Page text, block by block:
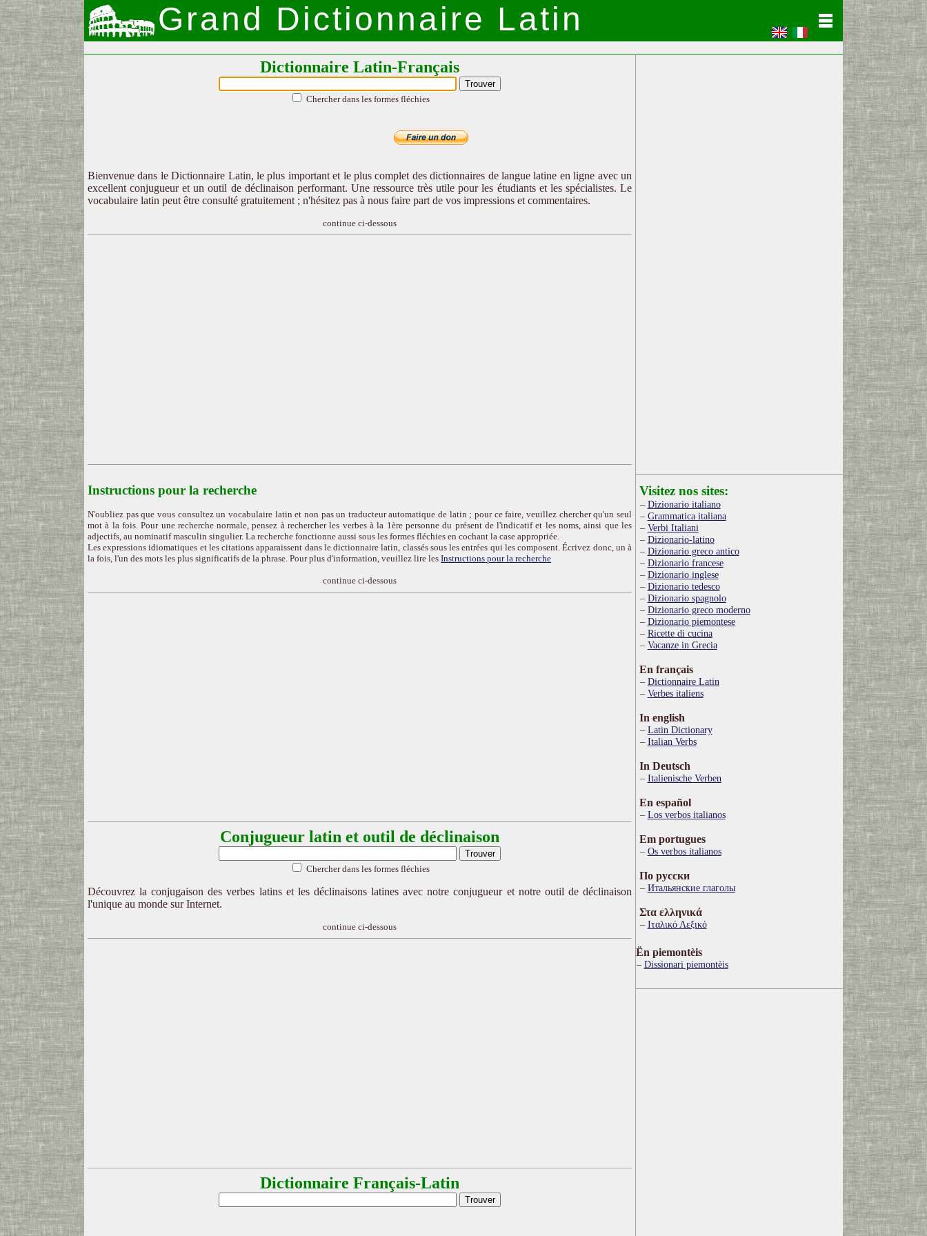
Grand Dictionnaire Latin
Dictionnaire Latin-Français
Chercher dans les formes fléchies
Bienvenue dans le Dictionnaire Latin, le plus important et le plus complet des dictionnaires de langue latine en ligne avec un
excellent conjugueur et un outil de déclinaison performant. Une ressource très utile pour les étudiants et les spécialistes. Le
vocabulaire latin peut être consulté gratuitement ; n'hésitez pas à nous faire part de vos impressions et commentaires.
continue ci-dessous
Instructions pour la recherche
N'oubliez pas que vous consultez un vocabulaire latin et non pas un traducteur automatique de latin ; pour ce faire, veuillez chercher qu'un seul
mot à la fois. Pour une recherche normale, pensez à rechercher les verbes à la 1ère personne du présent de l'indicatif et les noms, ainsi que les
adjectifs, au nominatif masculin singulier. La recherche fonctionne aussi sous les formes fléchies en cochant la case appropriée.
Les expressions idiomatiques et les citations apparaissent dans le dictionnaire latin, classés sous les entrées qui les composent. Écrivez donc, un à
la fois, l'un des mots les plus significatifs de la phrase. Pour plus d'information, veuillez lire les Instructions pour la recherche
continue ci-dessous
Conjugueur latin et outil de déclinaison
Chercher dans les formes fléchies
Découvrez la conjugaison des verbes latins et les déclinaisons latines avec notre conjugueur et notre outil de déclinaison
l'unique au monde sur Internet.
continue ci-dessous
Dictionnaire Français-Latin
Visitez nos sites:
Dizionario italiano
Grammatica italiana
Verbi Italiani
Dizionario-latino
Dizionario greco antico
Dizionario francese
Dizionario inglese
Dizionario tedesco
Dizionario spagnolo
Dizionario greco moderno
Dizionario piemontese
Ricette di cucina
Vacanze in Grecia
En français
Dictionnaire Latin
Verbes italiens
In english
Latin Dictionary
Italian Verbs
In Deutsch
Italienische Verben
En español
Los verbos italianos
Em portugues
Os verbos italianos
По русски
Итальянские глаголы
Στα ελληνικά
Ιταλικό Λεξικό
Ën piemontèis
Dissionari piemontèis